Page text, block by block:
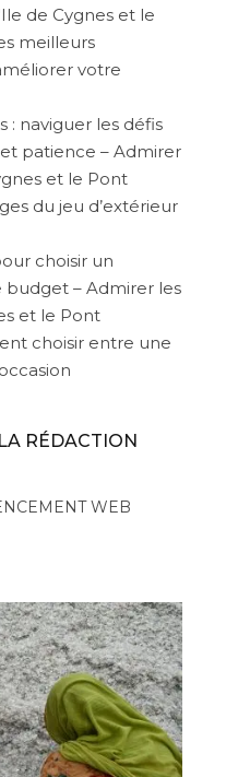
de Cygnes et le
meilleurs
votre
: naviguer les défis
patience – Admirer
et le Pont
du jeu d’extérieur
choisir un
– Admirer les
et le Pont
choisir entre une
RÉDACTION
WEB